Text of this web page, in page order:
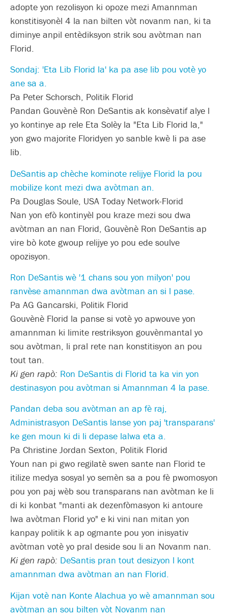
adopte yon rezolisyon ki opoze mezi Amannman
konstitisyonèl 4 la nan bilten vòt novanm nan, ki ta
diminye anpil entèdiksyon strik sou avòtman nan
Florid.
Sondaj: 'Eta Lib Florid la' ka pa ase lib pou votè yo
ane sa a.
Pa Peter Schorsch, Politik Florid
Pandan Gouvènè Ron DeSantis ak konsèvatif alye l
yo kontinye ap rele Eta Solèy la "Eta Lib Florid la,"
yon gwo majorite Floridyen yo sanble kwè li pa ase
lib.
DeSantis ap chèche kominote relijye Florid la pou
mobilize kont mezi dwa avòtman an.
Pa Douglas Soule, USA Today Network-Florid
Nan yon efò kontinyèl pou kraze mezi sou dwa
avòtman an nan Florid, Gouvènè Ron DeSantis ap
vire bò kote gwoup relijye yo pou ede soulve
opozisyon.
Ron DeSantis wè '1 chans sou yon milyon' pou
ranvèse amannman dwa avòtman an si l pase.
Pa AG Gancarski, Politik Florid
Gouvènè Florid la panse si votè yo apwouve yon
amannman ki limite restriksyon gouvènmantal yo
sou avòtman, li pral rete nan konstitisyon an pou
tout tan.
Ki gen rapò: Ron DeSantis di Florid ta ka vin yon
destinasyon pou avòtman si Amannman 4 la pase.
Pandan deba sou avòtman an ap fè raj,
Administrasyon DeSantis lanse yon paj 'transparans'
ke gen moun ki di li depase lalwa eta a.
Pa Christine Jordan Sexton, Politik Florid
Youn nan pi gwo regilatè swen sante nan Florid te
itilize medya sosyal yo semèn sa a pou fè pwomosyon
pou yon paj wèb sou transparans nan avòtman ke li
di ki konbat "manti ak dezenfòmasyon ki antoure
lwa avòtman Florid yo" e ki vini nan mitan yon
kanpay politik k ap ogmante pou yon inisyativ
avòtman votè yo pral deside sou li an Novanm nan.
Ki gen rapò: DeSantis pran tout desizyon l kont
amannman dwa avòtman an nan Florid.
Kijan votè nan Konte Alachua yo wè amannman sou
avòtman an sou bilten vòt Novanm nan